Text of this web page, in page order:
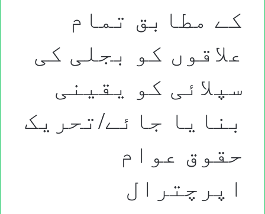
کے مطابق تمام
علاقوں کو بجلی کی
سپلائی کو یقینی
بنایا جائے/تحریک
حقوق عوام
اپرچترال